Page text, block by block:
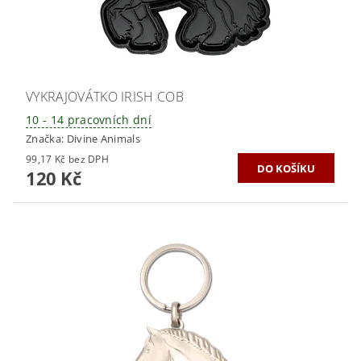
VYKRAJOVÁTKO IRISH COB
10 - 14 pracovních dní
Značka: Divine Animals
99,17 Kč bez DPH
120 Kč